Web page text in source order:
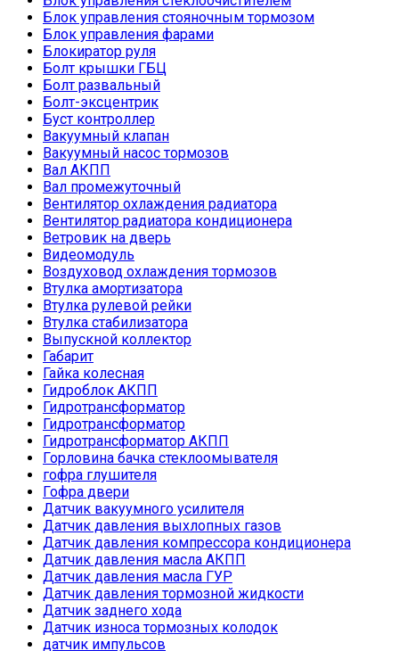
Блок управления стояночным тормозом
Блок управления фарами
Блокиратор руля
Болт крышки ГБЦ
Болт развальный
Болт-эксцентрик
Буст контроллер
Вакуумный клапан
Вакуумный насос тормозов
Вал АКПП
Вал промежуточный
Вентилятор охлаждения радиатора
Вентилятор радиатора кондиционера
Ветровик на дверь
Видеомодуль
Воздуховод охлаждения тормозов
Втулка амортизатора
Втулка рулевой рейки
Втулка стабилизатора
Выпускной коллектор
Габарит
Гайка колесная
Гидроблок АКПП
Гидротрансформатор
Гидротрансформатор
Гидротрансформатор АКПП
Горловина бачка стеклоомывателя
гофра глушителя
Гофра двери
Датчик вакуумного усилителя
Датчик давления выхлопных газов
Датчик давления компрессора кондиционера
Датчик давления масла АКПП
Датчик давления масла ГУР
Датчик давления тормозной жидкости
Датчик заднего хода
Датчик износа тормозных колодок
датчик импульсов